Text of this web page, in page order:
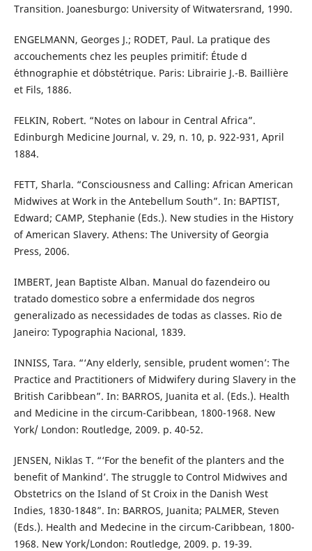
Transition. Joanesburgo: University of Witwatersrand, 1990.
ENGELMANN, Georges J.; RODET, Paul. La pratique des
accouchements chez les peuples primitif: Étude d
´ethnographie et d´obstétrique. Paris: Librairie J.-B. Baillière
et Fils, 1886.
FELKIN, Robert. “Notes on labour in Central Africa”.
Edinburgh Medicine Journal, v. 29, n. 10, p. 922-931, April
1884.
FETT, Sharla. “Consciousness and Calling: African American
Midwives at Work in the Antebellum South”. In: BAPTIST,
Edward; CAMP, Stephanie (Eds.). New studies in the History
of American Slavery. Athens: The University of Georgia
Press, 2006.
IMBERT, Jean Baptiste Alban. Manual do fazendeiro ou
tratado domestico sobre a enfermidade dos negros
generalizado as necessidades de todas as classes. Rio de
Janeiro: Typographia Nacional, 1839.
INNISS, Tara. “‘Any elderly, sensible, prudent women’: The
Practice and Practitioners of Midwifery during Slavery in the
British Caribbean”. In: BARROS, Juanita et al. (Eds.). Health
and Medicine in the circum-Caribbean, 1800-1968. New
York/ London: Routledge, 2009. p. 40-52.
JENSEN, Niklas T. “‘For the benefit of the planters and the
benefit of Mankind’. The struggle to Control Midwives and
Obstetrics on the Island of St Croix in the Danish West
Indies, 1830-1848”. In: BARROS, Juanita; PALMER, Steven
(Eds.). Health and Medecine in the circum-Caribbean, 1800-
1968. New York/London: Routledge, 2009. p. 19-39.